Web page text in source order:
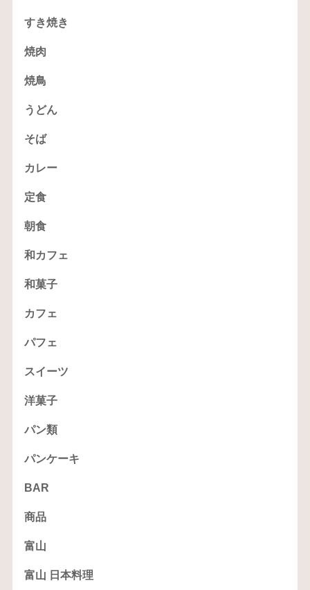
すき焼き
焼肉
焼鳥
うどん
そば
カレー
定食
朝食
和カフェ
和菓子
カフェ
パフェ
スイーツ
洋菓子
パン類
パンケーキ
BAR
商品
富山
富山 日本料理